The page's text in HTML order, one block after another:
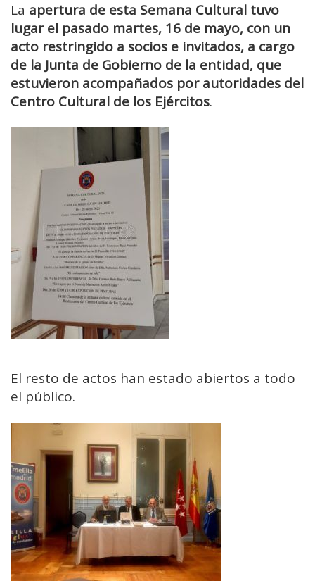
La apertura de esta Semana Cultural tuvo
lugar el pasado martes, 16 de mayo, con un
acto restringido a socios e invitados, a cargo
de la Junta de Gobierno de la entidad, que
estuvieron acompañados por autoridades del
Centro Cultural de los Ejércitos.
El resto de actos han estado abiertos a todo
el público.